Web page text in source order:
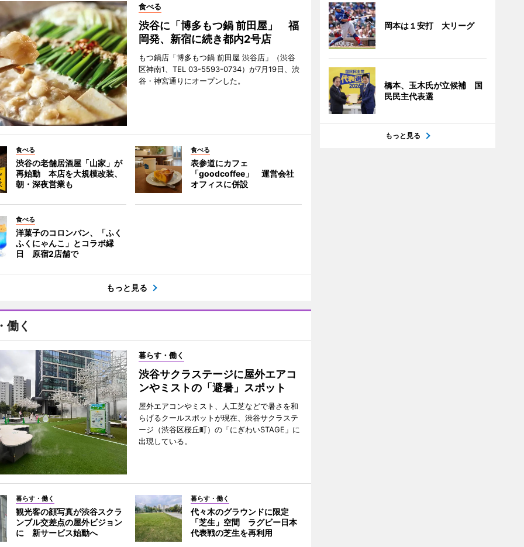
食べる
渋谷に「博多もつ鍋 前田屋」 福
岡発、新宿に続き都内2号店
もつ鍋店「博多もつ鍋 前田屋 渋谷店」（渋谷
区神南1、TEL 03-5593-0734）が7月19日、渋
谷・神宮通りにオープンした。
食べる
渋谷の老舗居酒屋「山家」が
再始動 本店を大規模改装、
朝・深夜営業も
食べる
表参道にカフェ
「goodcoffee」 運営会社
オフィスに併設
食べる
洋菓子のコロンバン、「ふく
ふくにゃんこ」とコラボ縁
日 原宿2店舗で
もっと見る
働く
暮らす・働く
渋谷サクラステージに屋外エアコ
ンやミストの「避暑」スポット
屋外エアコンやミスト、人工芝などで暑さを和
らげるクールスポットが現在、渋谷サクラステ
ージ（渋谷区桜丘町）の「にぎわいSTAGE」に
出現している。
暮らす・働く
観光客の顔写真が渋谷スクラ
ンブル交差点の屋外ビジョン
に 新サービス始動へ
暮らす・働く
代々木のグラウンドに限定
「芝生」空間 ラグビー日本
代表戦の芝生を再利用
岡本は１安打 大リーグ
橋本、玉木氏が立候補 国
民民主代表選
もっと見る